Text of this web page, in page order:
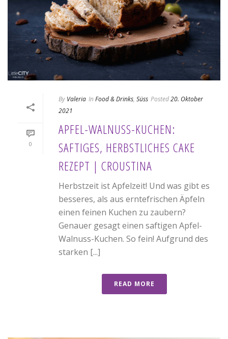
0
By Valeria In Food & Drinks, Süss Posted20. Oktober
2021
APFEL-WALNUSS-KUCHEN:
SAFTIGES, HERBSTLICHES CAKE
REZEPT | CROUSTINA
Herbstzeit ist Apfelzeit! Und was gibt es
besseres, als aus erntefrischen Äpfeln
einen feinen Kuchen zu zaubern?
Genauer gesagt einen saftigen Apfel-
Walnuss-Kuchen. So fein! Aufgrund des
starken [...]
READ MORE